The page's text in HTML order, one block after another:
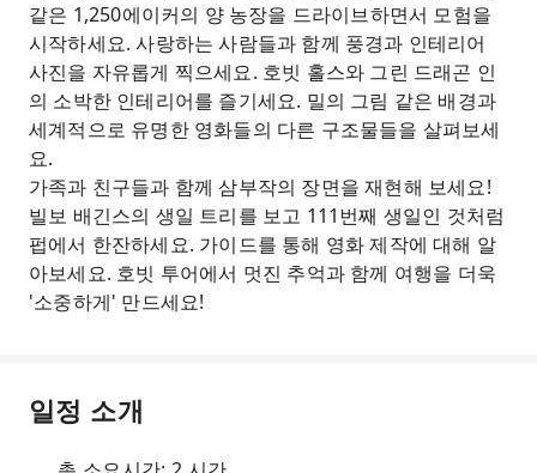
같은 1,250에이커의 양 농장을 드라이브하면서 모험을
시작하세요. 사랑하는 사람들과 함께 풍경과 인테리어
사진을 자유롭게 찍으세요. 호빗 홀스와 그린 드래곤 인
의 소박한 인테리어를 즐기세요. 밀의 그림 같은 배경과
세계적으로 유명한 영화들의 다른 구조물들을 살펴보세
요.
가족과 친구들과 함께 삼부작의 장면을 재현해 보세요!
빌보 배긴스의 생일 트리를 보고 111번째 생일인 것처럼
펍에서 한잔하세요. 가이드를 통해 영화 제작에 대해 알
아보세요. 호빗 투어에서 멋진 추억과 함께 여행을 더욱
'소중하게' 만드세요!
일정 소개